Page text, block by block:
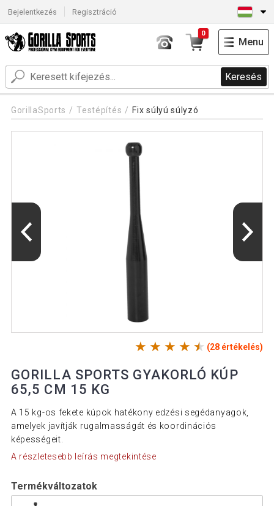
Bejelentkezés Regisztráció
Keresés
0
Menu
GorillaSports Testépítés Fix súlyú súlyzó
(28 értékelés)
GORILLA SPORTS GYAKORLÓ KÚP
65,5 CM 15 KG
A 15 kg-os fekete kúpok hatékony edzési segédanyagok,
amelyek javítják rugalmasságát és koordinációs
képességeit.
A részletesebb leírás megtekintése
Termékváltozatok